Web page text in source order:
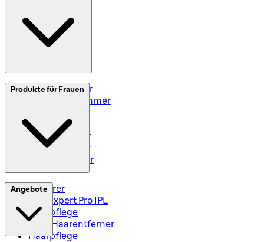
Elektrorasierer
Styler und Trimmer
Rasiersets
Rasierzubehör
Body Groomer
Haarschneider
Produkte für Frauen
Epilierer
Silk-Expert Pro IPL
Hautpflege
Mini-Haarentferner
Haarpflege
Angebote